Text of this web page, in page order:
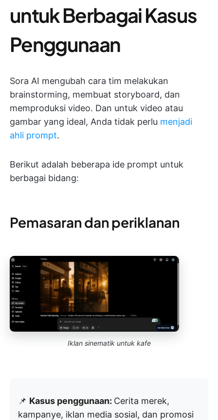
untuk Berbagai Kasus
Penggunaan
Sora AI mengubah cara tim melakukan
brainstorming, membuat storyboard, dan
memproduksi video. Dan untuk video atau
gambar yang ideal, Anda tidak perlu menjadi
ahli prompt.
Berikut adalah beberapa ide prompt untuk
berbagai bidang:
Pemasaran dan periklanan
Iklan sinematik untuk kafe
📌 Kasus penggunaan: Cerita merek,
kampanye, iklan media sosial, dan promosi